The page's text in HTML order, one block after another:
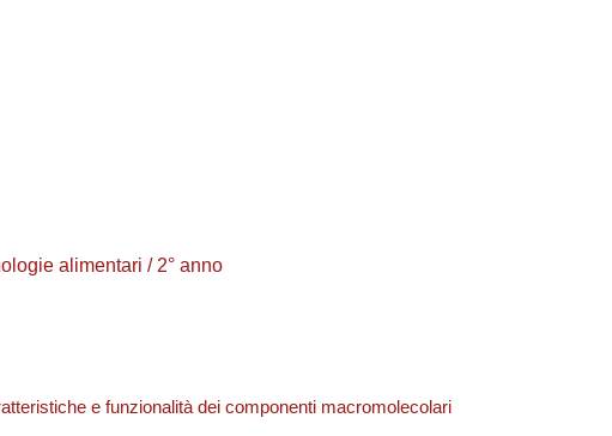
alimentari / 2° anno
e funzionalità dei componenti macromolecolari